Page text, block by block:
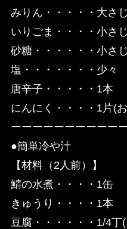
みりん・・・・・大さ
いりごま・・・・小さ
砂糖・・・・・・小さ
塩・・・・・・・少々
唐辛子・・・・・1本
にんにく・・・・1片(
ーーーーーーーーーー
●簡単冷や汁
【材料（2人前）】
鯖の水煮・・・・1缶
きゅうり・・・・1本
豆腐・・・・・・1/4丁